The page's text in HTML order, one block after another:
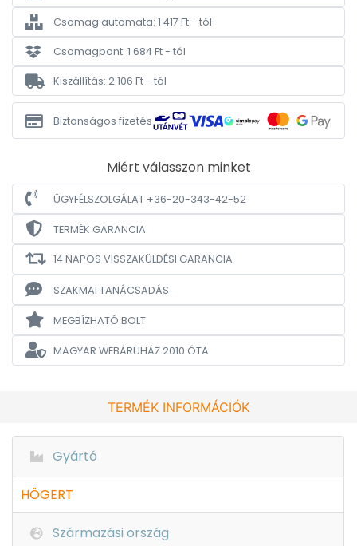
Csomag automata: 1 417 Ft - tól
Csomagpont: 1 684 Ft - tól
Kiszállítás: 2 106 Ft - tól
Biztonságos fizetés
Miért válasszon minket
ÜGYFÉLSZOLGÁLAT +36-20-343-42-52
TERMÉK GARANCIA
14 NAPOS VISSZAKÜLDÉSI GARANCIA
SZAKMAI TANÁCSADÁS
MEGBÍZHATÓ BOLT
MAGYAR WEBÁRUHÁZ2010 ÓTA
TERMÉK INFORMÁCIÓK
Gyártó
HÖGERT
Származási ország